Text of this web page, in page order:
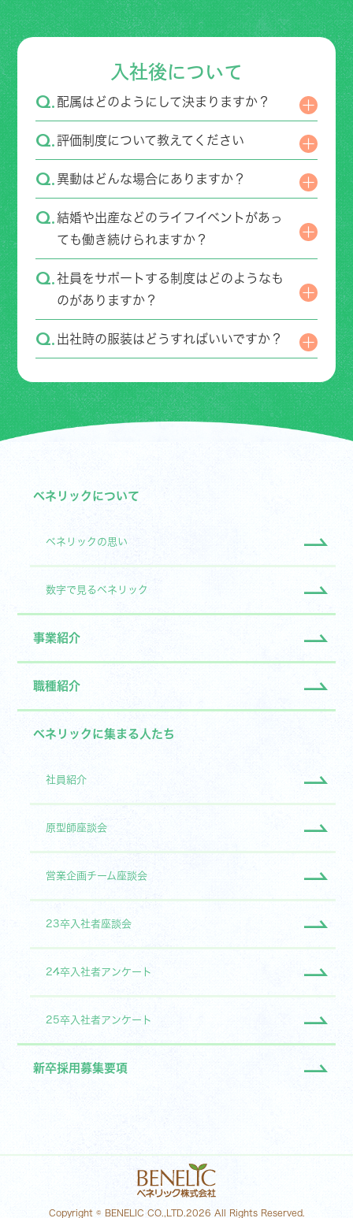
入社後について
配属はどのようにして決まりますか？
評価制度について教えてください
異動はどんな場合にありますか？
結婚や出産などのライフイベントがあっ
ても働き続けられますか？
社員をサポートする制度はどのようなも
のがありますか？
出社時の服装はどうすればいいですか？
ベネリックについて
ベネリックの思い
数字で見るベネリック
事業紹介
職種紹介
ベネリックに集まる人たち
社員紹介
原型師座談会
営業企画チーム座談会
23卒入社者座談会
24卒入社者アンケート
25卒入社者アンケート
新卒採用募集要項
Copyright © BENELIC CO.,LTD.2026 All Rights Reserved.